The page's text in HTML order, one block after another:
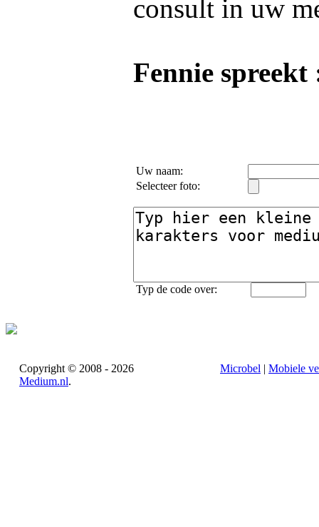
consult in uw
Fennie spreekt
Uw naam:
Selecteer foto:
Typ de code over:
Copyright © 2008 - 2026
Medium.nl.
Microbel | Mobiele